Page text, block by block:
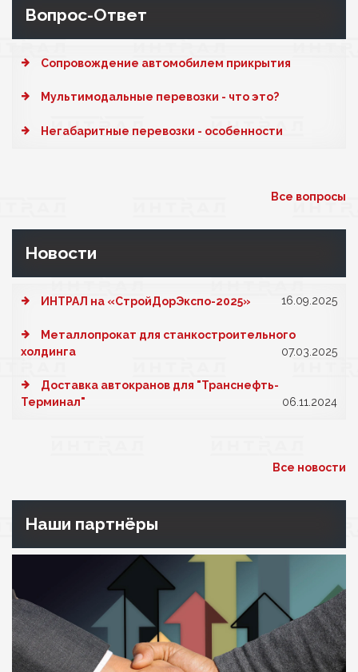
Вопрос-Ответ
Cопровождение автомобилем прикрытия
Мультимодальные перевозки - что это?
Негабаритные перевозки - особенности
Все вопросы
Новости
ИНТРАЛ на «СтройДорЭкспо-2025» 16.09.2025
Металлопрокат для станкостроительного
холдинга
07.03.2025
Доставка автокранов для "Транснефть-
Терминал"
06.11.2024
Все новости
Наши партнёры